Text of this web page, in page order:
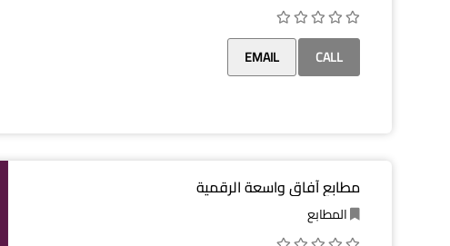
CALL
EMAIL
مطابع آفاق واسعة الرقمية
المطابع